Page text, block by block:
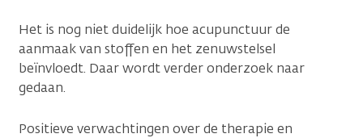
Het is nog niet duidelijk hoe acupunctuur de
aanmaak van stoffen en het zenuwstelsel
beïnvloedt. Daar wordt verder onderzoek naar
gedaan.
Positieve verwachtingen over de therapie en